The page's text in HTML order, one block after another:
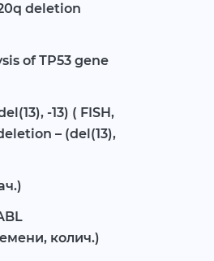
deletion
of ТР53 gene
-13) ( FISH,
– (del(13),
колич.)